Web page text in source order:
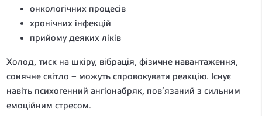
онкологічних процесів
хронічних інфекцій
прийому деяких ліків
Холод, тиск на шкіру, вібрація, фізичне навантаження,
сонячне світло – можуть спровокувати реакцію. Існує
навіть психогенний ангіонабряк, пов’язаний з сильним
емоційним стресом.